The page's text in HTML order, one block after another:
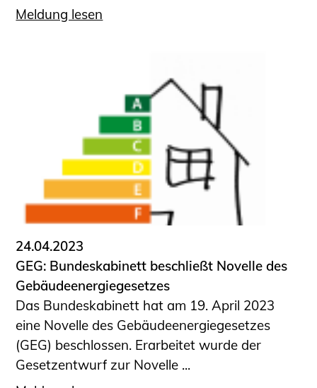
Meldung lesen
24.04.2023
GEG: Bundeskabinett beschließt Novelle des
Gebäudeenergiegesetzes
Das Bundeskabinett hat am 19. April 2023
eine Novelle des Gebäudeenergiegesetzes
(GEG) beschlossen. Erarbeitet wurde der
Gesetzentwurf zur Novelle ...